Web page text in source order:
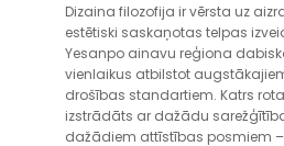
Dizaina filozofija ir vērsta uz
estētiski saskaņotas telpas
Yesanpo ainavu reģiona
vienlaikus atbilstot
drošības standartiem. Katrs
izstrādāts ar dažādu
dažādiem attīstības posmiem –